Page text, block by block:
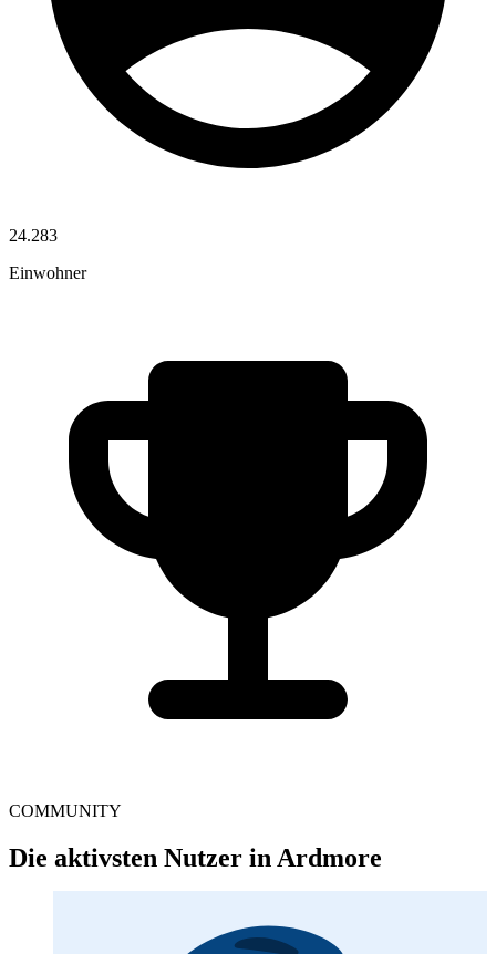
24.283
Einwohner
COMMUNITY
Die aktivsten Nutzer in Ardmore